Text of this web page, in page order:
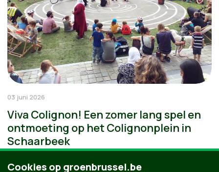
03 juni 2026
Viva Colignon! Een zomer lang spel en
ontmoeting op het Colignonplein in
Schaarbeek
Cookies op groenbrussel.be